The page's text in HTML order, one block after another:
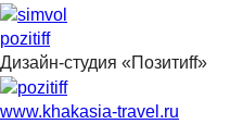
pozitiff
Дизайн-студия «Позитиff»
www.khakasia-travel.ru